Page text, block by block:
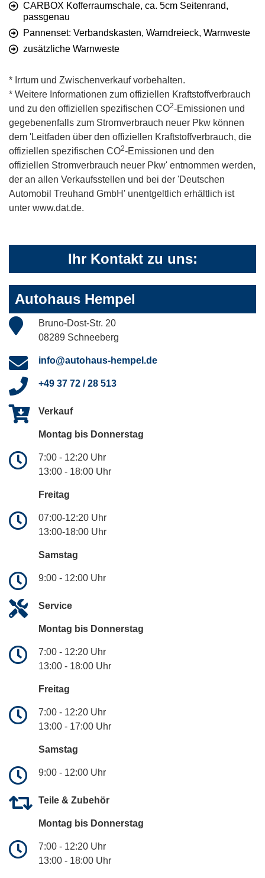
CARBOX Kofferraumschale, ca. 5cm Seitenrand,
passgenau
Pannenset: Verbandskasten, Warndreieck, Warnweste
zusätzliche Warnweste
* Irrtum und Zwischenverkauf vorbehalten.
* Weitere Informationen zum offiziellen Kraftstoffverbrauch
und zu den offiziellen spezifischen CO2-Emissionen und
gegebenenfalls zum Stromverbrauch neuer Pkw können
dem 'Leitfaden über den offiziellen Kraftstoffverbrauch, die
offiziellen spezifischen CO2-Emissionen und den
offiziellen Stromverbrauch neuer Pkw' entnommen werden,
der an allen Verkaufsstellen und bei der 'Deutschen
Automobil Treuhand GmbH' unentgeltlich erhältlich ist
unter www.dat.de.
Ihr Kontakt zu uns:
Autohaus Hempel
Bruno-Dost-Str. 20
08289 Schneeberg
info@autohaus-hempel.de
+49 37 72 / 28 513
Verkauf
Montag bis Donnerstag
7:00 - 12:20 Uhr
13:00 - 18:00 Uhr
Freitag
07:00-12:20 Uhr
13:00-18:00 Uhr
Samstag
9:00 - 12:00 Uhr
Service
Montag bis Donnerstag
7:00 - 12:20 Uhr
13:00 - 18:00 Uhr
Freitag
7:00 - 12:20 Uhr
13:00 - 17:00 Uhr
Samstag
9:00 - 12:00 Uhr
Teile & Zubehör
Montag bis Donnerstag
7:00 - 12:20 Uhr
13:00 - 18:00 Uhr